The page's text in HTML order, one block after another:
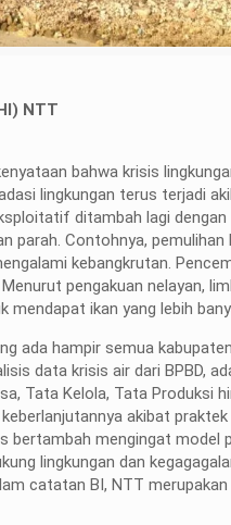
NTT
bahwa krisis
lingkungan terus terjadi
ditambah lagi
parah. Contohnya,
kebangkrutan.
pengakuan nelayan,
mendapat ikan yang lebih
ada hampir semua
data krisis air dari BPBD,
Tata Kelola, Tata Produksi
akibat
mengingat model
lingkungan dan
catatan BI, NTT